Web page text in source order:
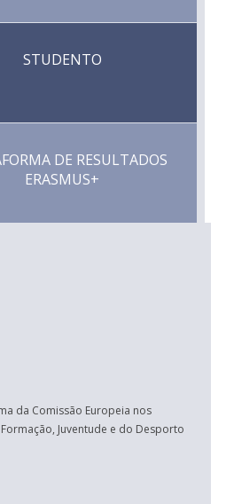
STUDENTO
DE RESULTADOS
ERASMUS+
da Comissão Europeia nos
Juventude e do Desporto